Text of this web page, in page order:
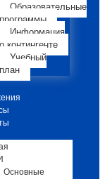
Образовательные
программы
Информация
о контингенте
Учебный
план
Основные